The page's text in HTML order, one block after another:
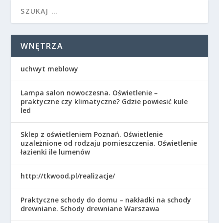
WNĘTRZA
uchwyt meblowy
Lampa salon nowoczesna. Oświetlenie –
praktyczne czy klimatyczne? Gdzie powiesić kule
led
Sklep z oświetleniem Poznań. Oświetlenie
uzależnione od rodzaju pomieszczenia. Oświetlenie
łazienki ile lumenów
http://tkwood.pl/realizacje/
Praktyczne schody do domu – nakładki na schody
drewniane. Schody drewniane Warszawa